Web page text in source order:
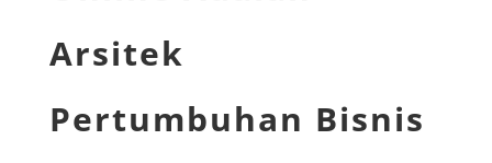
Arsitek
Pertumbuhan Bisnis